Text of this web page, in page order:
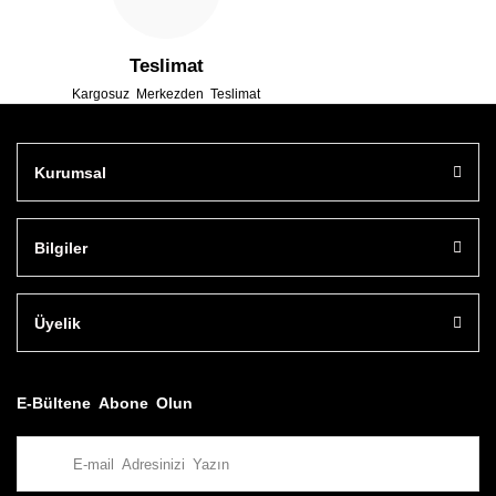
Teslimat
Kargosuz Merkezden Teslimat
Kurumsal
Bilgiler
Üyelik
E-Bültene Abone Olun